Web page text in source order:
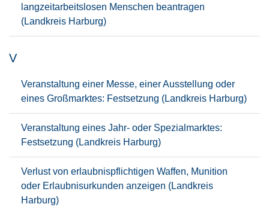
langzeitarbeitslosen Menschen beantragen
(Landkreis Harburg)
V
Veranstaltung einer Messe, einer Ausstellung oder
eines Großmarktes: Festsetzung (Landkreis Harburg)
Veranstaltung eines Jahr- oder Spezialmarktes:
Festsetzung (Landkreis Harburg)
Verlust von erlaubnispflichtigen Waffen, Munition
oder Erlaubnisurkunden anzeigen (Landkreis
Harburg)